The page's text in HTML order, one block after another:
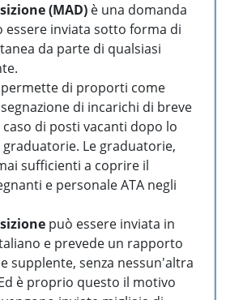
(MAD) è una domanda
essere inviata sotto forma di
da parte di qualsiasi
di proporti come
di incarichi di breve
di posti vacanti dopo lo
Le graduatorie,
sufficienti a coprire il
e personale ATA negli
può essere inviata in
e prevede un rapporto
supplente, senza nessun'altra
è proprio questo il motivo